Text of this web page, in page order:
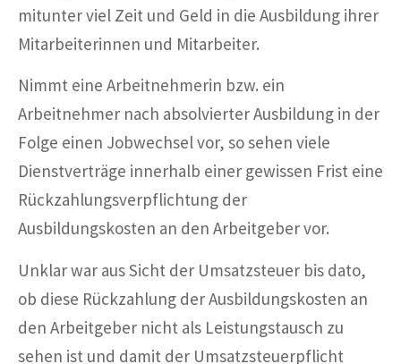
mitunter viel Zeit und Geld in die Ausbildung ihrer
Mitarbeiterinnen und Mitarbeiter.
Nimmt eine Arbeitnehmerin bzw. ein
Arbeitnehmer nach absolvierter Ausbildung in der
Folge einen Jobwechsel vor, so sehen viele
Dienstverträge innerhalb einer gewissen Frist eine
Rückzahlungsverpflichtung der
Ausbildungskosten an den Arbeitgeber vor.
Unklar war aus Sicht der Umsatzsteuer bis dato,
ob diese Rückzahlung der Ausbildungskosten an
den Arbeitgeber nicht als Leistungstausch zu
sehen ist und damit der Umsatzsteuerpflicht